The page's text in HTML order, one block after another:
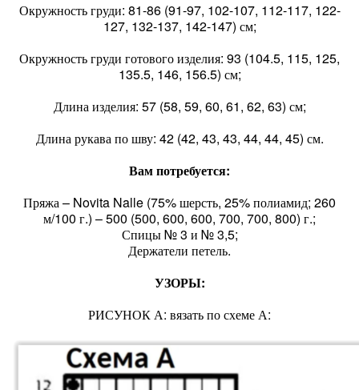
Окружность груди: 81-86 (91-97, 102-107, 112-117, 122-
127, 132-137, 142-147) см;
Окружность груди готового изделия: 93 (104.5, 115, 125,
135.5, 146, 156.5) см;
Длина изделия: 57 (58, 59, 60, 61, 62, 63) см;
Длина рукава по шву: 42 (42, 43, 43, 44, 44, 45) см.
Вам потребуется:
Пряжа – Novita Nalle (75% шерсть, 25% полиамид; 260
м/100 г.) – 500 (500, 600, 600, 700, 700, 800) г.;
Спицы № 3 и № 3,5;
Держатели петель.
УЗОРЫ:
РИСУНОК А: вязать по схеме А: